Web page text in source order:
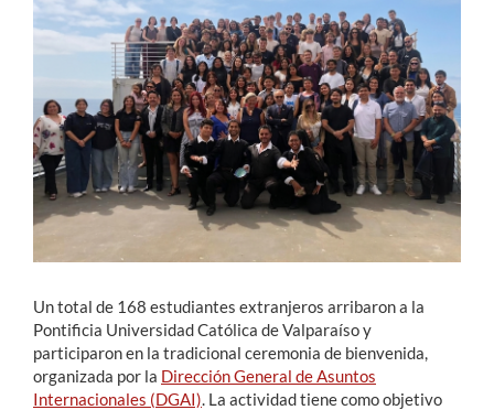
Estudiantes
Académicos
Funcionarios
Alumni
Un total de 168 estudiantes extranjeros arribaron a la
Pontificia Universidad Católica de Valparaíso y
participaron en la tradicional ceremonia de bienvenida,
organizada por la Dirección General de Asuntos
Internacionales (DGAI) . La actividad tiene como objetivo